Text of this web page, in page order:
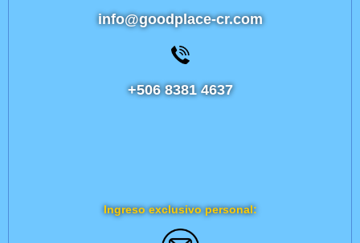
info@goodplace-cr.com
+506 8381 4637
Ingreso exclusivo personal: